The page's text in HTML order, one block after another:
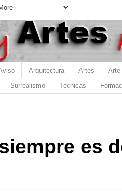
Arquitectura Artes Arte
Surrealismo Técnicas
es